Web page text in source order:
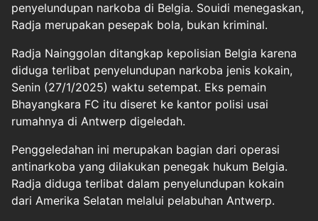
penyelundupan narkoba di Belgia. Souidi menegaskan,
Radja merupakan pesepak bola, bukan kriminal.
Radja Nainggolan ditangkap kepolisian Belgia karena
diduga terlibat penyelundupan narkoba jenis kokain,
Senin (27/1/2025) waktu setempat. Eks pemain
Bhayangkara FC itu diseret ke kantor polisi usai
rumahnya di Antwerp digeledah.
Penggeledahan ini merupakan bagian dari operasi
antinarkoba yang dilakukan penegak hukum Belgia.
Radja diduga terlibat dalam penyelundupan kokain
dari Amerika Selatan melalui pelabuhan Antwerp.